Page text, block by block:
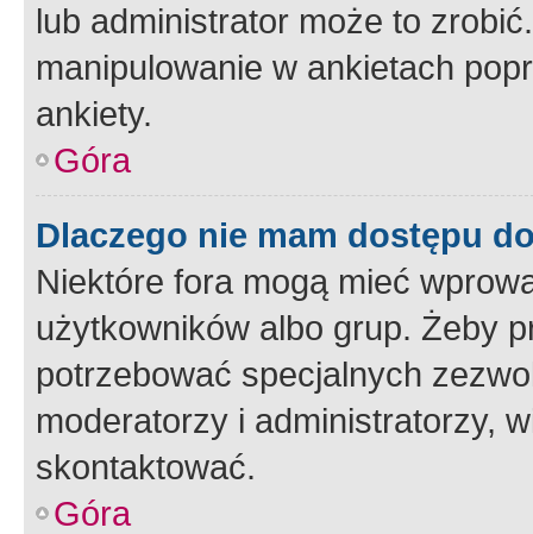
lub administrator może to
manipulowanie w ankietach
ankiety.
Góra
Dlaczego nie mam dostępu
Niektóre fora mogą mieć
użytkowników albo grup. Żeby
potrzebować specjalnych
moderatorzy i administratorzy,
skontaktować.
Góra